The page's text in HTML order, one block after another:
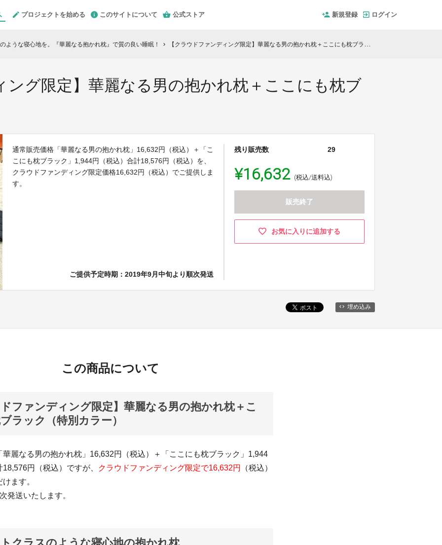
プロジェクトを始める このサイトについて 公式ストア 新規登録 ログイン
ような寝心地を。『華麗なる抱かれ枕』で質の良い睡眠！ chevron_right 【クラウドファンディング限定】華麗なる男の抱かれ枕＋ここにも枕ブラック
ング限定】華麗なる男の抱かれ枕＋ここにも枕ブ
通常販売価格「華麗なる男の抱かれ枕」16,632円（税込）＋「こ
こにも枕ブラック」1,944円（税込）合計18,576円（税込）を、
クラウドファンディング限定価格16,632円（税込）でご提供しま
す。
ご提供予定時期：2019年9月中旬より順次発送
残り販売数 29
¥16,632 (税込/送料込)
販売終了
お気に入りに追加する
埋め込み
この商品について
ファンディング限定】華麗なる男の抱かれ枕＋こ
ラック（特別カラー）
華麗なる男の抱かれ枕」16,632円（税込）＋「ここにも枕ブラック」1,944
円（税込）ですが、
クラウドファンディング限定で16,632円
（税込）
ます。
発送いたします。